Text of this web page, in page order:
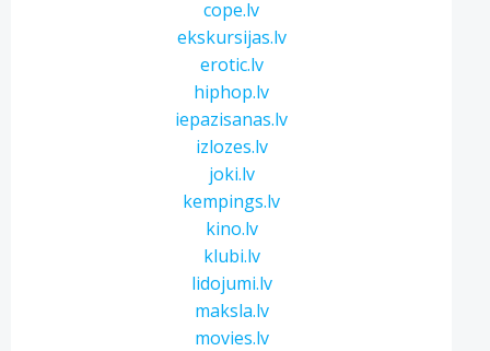
cope.lv
ekskursijas.lv
erotic.lv
hiphop.lv
iepazisanas.lv
izlozes.lv
joki.lv
kempings.lv
kino.lv
klubi.lv
lidojumi.lv
maksla.lv
movies.lv